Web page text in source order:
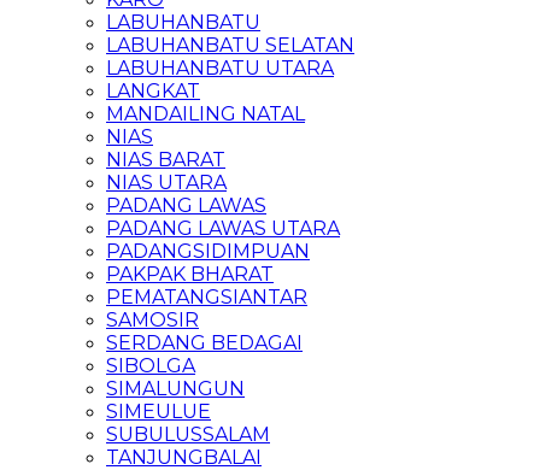
LABUHANBATU
LABUHANBATU SELATAN
LABUHANBATU UTARA
LANGKAT
MANDAILING NATAL
NIAS
NIAS BARAT
NIAS UTARA
PADANG LAWAS
PADANG LAWAS UTARA
PADANGSIDIMPUAN
PAKPAK BHARAT
PEMATANGSIANTAR
SAMOSIR
SERDANG BEDAGAI
SIBOLGA
SIMALUNGUN
SIMEULUE
SUBULUSSALAM
TANJUNGBALAI